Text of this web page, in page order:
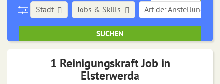
Stadt Art der Anstellung
Jobs & Skills
1 Reinigungskraft Job in
Elsterwerda